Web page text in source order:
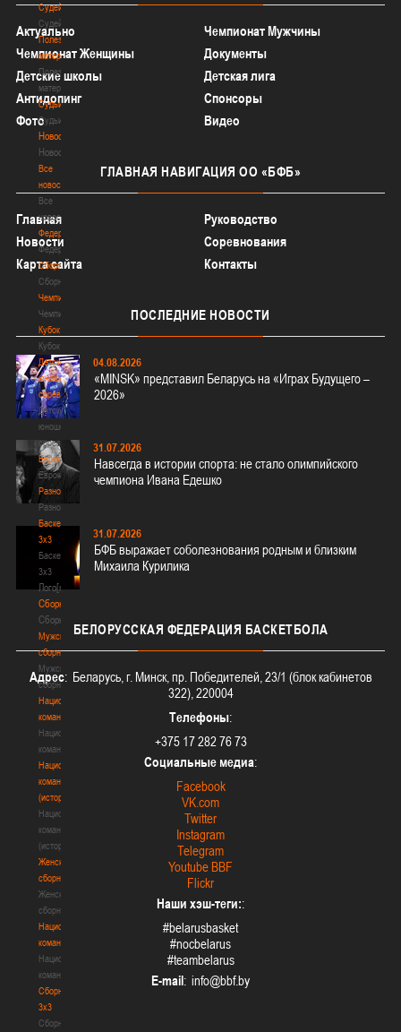
Судейство
Судейство
Полезные
материалы
Полезные
материалы
Судьи
Судьи
Новости
Новости
Все
новости
Все
новости
Федерация
Федерация
Сборные
Сборные
Чемпионат
Чемпионат
Кубок
Кубок
Детско-
юношеские
соревнования
Детско-
юношеские
соревнования
Еврокубки
Еврокубки
Разное
Разное
Баскетбол
3х3
Баскетбол
3х3
Лого[modid=121]
Сборные
Сборные
Мужские
сборные
Мужские
сборные
Национальная
команда
Национальная
команда
Национальная
команда
(история)
Национальная
команда
(история)
Женские
сборные
Женские
сборные
Национальная
команда
Национальная
команда
Сборные
3х3
Сборные
Актуально
Чемпионат Мужчины
Чемпионат Женщины
Документы
Детские школы
Детская лига
Антидопинг
Спонсоры
Фото
Видео
ГЛАВНАЯ НАВИГАЦИЯ ОО «БФБ»
Главная
Руководство
Новости
Соревнования
Карта сайта
Контакты
ПОСЛЕДНИЕ НОВОСТИ
04.08.2026
«MINSK» представил Беларусь на «Играх Будущего –
2026»
31.07.2026
Навсегда в истории спорта: не стало олимпийского
чемпиона Ивана Едешко
31.07.2026
БФБ выражает соболезнования родным и близким
Михаила Курилика
БЕЛОРУССКАЯ ФЕДЕРАЦИЯ БАСКЕТБОЛА
Адрес: Беларусь, г. Минск, пр. Победителей, 23/1 (блок кабинетов
322), 220004
Телефоны:
+375 17 282 76 73
Социальные медиа:
Facebook
VK.com
Twitter
Instagram
Telegram
Youtube BBF
Flickr
Наши хэш-теги::
#belarusbasket
#nocbelarus
#teambelarus
E-mail: